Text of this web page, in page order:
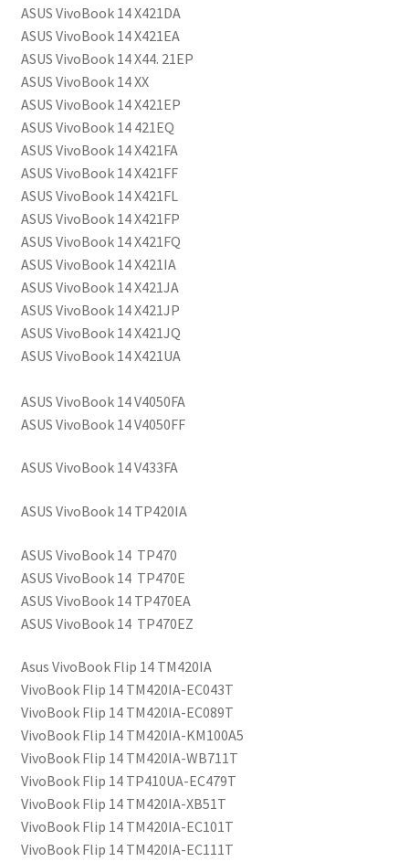
ASUS VivoBook 14 X421DA
ASUS VivoBook 14 X421EA
ASUS VivoBook 14 X44. 21EP
ASUS VivoBook 14 XX
ASUS VivoBook 14 X421EP
ASUS VivoBook 14 421EQ
ASUS VivoBook 14 X421FA
ASUS VivoBook 14 X421FF
ASUS VivoBook 14 X421FL
ASUS VivoBook 14 X421FP
ASUS VivoBook 14 X421FQ
ASUS VivoBook 14 X421IA
ASUS VivoBook 14 X421JA
ASUS VivoBook 14 X421JP
ASUS VivoBook 14 X421JQ
ASUS VivoBook 14 X421UA
ASUS VivoBook 14V4050FA
ASUS VivoBook 14V4050FF
ASUS VivoBook 14V433FA
ASUS VivoBook 14TP420IA
ASUS VivoBook 14 TP470
ASUS VivoBook 14 TP470E
ASUS VivoBook 14TP470EA
ASUS VivoBook 14 TP470EZ
Asus VivoBook Flip 14 TM420IA
VivoBook Flip 14 TM420IA-EC043T
VivoBook Flip 14 TM420IA-EC089T
VivoBook Flip 14 TM420IA-KM100A5
VivoBook Flip 14 TM420IA-WB711T
VivoBook Flip 14 TP410UA-EC479T
VivoBook Flip 14 TM420IA-XB51T
VivoBook Flip 14 TM420IA-EC101T
VivoBook Flip 14 TM420IA-EC111T